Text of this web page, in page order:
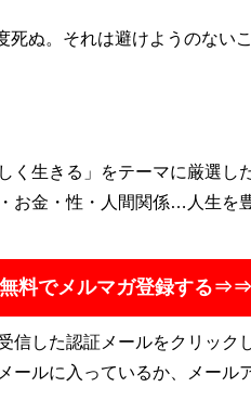
っさんは二度死ぬ」（扶桑社
さんは二度死ぬ」』
死ぬ。それは避けようのな
く生きる」をテーマに厳選し
お金・性・人間関係…人生を
無料でメルマガ登録する⇒⇒
した認証メールをクリック
ールに入っているか、メール